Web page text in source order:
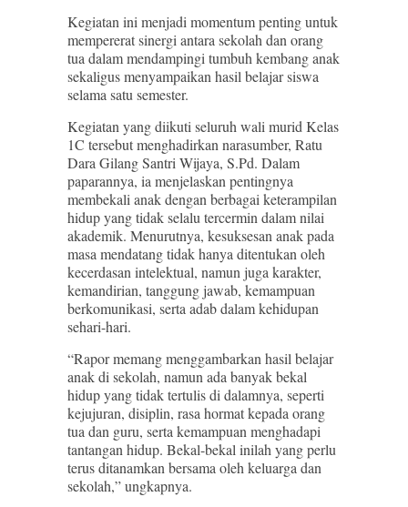
Kegiatan ini menjadi momentum penting untuk
mempererat sinergi antara sekolah dan orang
tua dalam mendampingi tumbuh kembang anak
sekaligus menyampaikan hasil belajar siswa
selama satu semester.
Kegiatan yang diikuti seluruh wali murid Kelas
1C tersebut menghadirkan narasumber, Ratu
Dara Gilang Santri Wijaya, S.Pd. Dalam
paparannya, ia menjelaskan pentingnya
membekali anak dengan berbagai keterampilan
hidup yang tidak selalu tercermin dalam nilai
akademik. Menurutnya, kesuksesan anak pada
masa mendatang tidak hanya ditentukan oleh
kecerdasan intelektual, namun juga karakter,
kemandirian, tanggung jawab, kemampuan
berkomunikasi, serta adab dalam kehidupan
sehari-hari.
“Rapor memang menggambarkan hasil belajar
anak di sekolah, namun ada banyak bekal
hidup yang tidak tertulis di dalamnya, seperti
kejujuran, disiplin, rasa hormat kepada orang
tua dan guru, serta kemampuan menghadapi
tantangan hidup. Bekal-bekal inilah yang perlu
terus ditanamkan bersama oleh keluarga dan
sekolah,” ungkapnya.